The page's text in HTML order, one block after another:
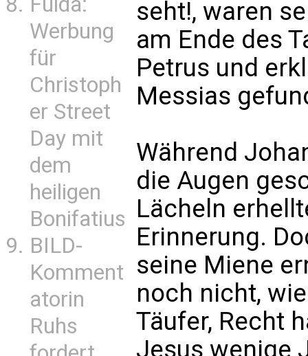
Werbung
für
Christoph
er Street
Day mit
dem
heiligen
Bonifatius
BILD-
Komment
atorin
Ruhs
seht!, waren
am Ende des
Petrus und
Messias
Während
die Augen
Lächeln
Erinnerung.
seine Miene
noch nicht,
Täufer, Recht
Jesus wenige